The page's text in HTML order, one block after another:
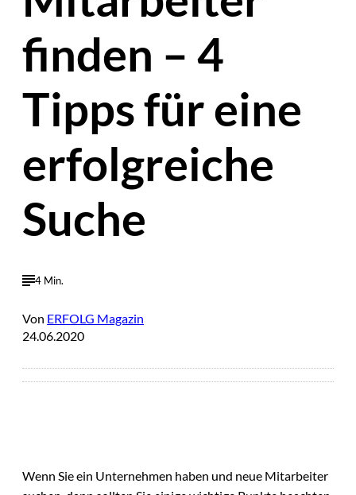
finden – 4
Tipps für eine
erfolgreiche
Suche
4 Min.
Von ERFOLG Magazin
24.06.2020
Wenn Sie ein Unternehmen haben und neue Mitarbeiter